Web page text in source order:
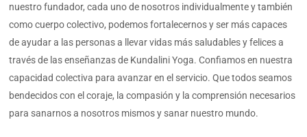
nuestro fundador, cada uno de nosotros individualmente y también
como cuerpo colectivo, podemos fortalecernos y ser más capaces
de ayudar a las personas a llevar vidas más saludables y felices a
través de las enseñanzas de Kundalini Yoga. Confiamos en nuestra
capacidad colectiva para avanzar en el servicio. Que todos seamos
bendecidos con el coraje, la compasión y la comprensión necesarios
para sanarnos a nosotros mismos y sanar nuestro mundo.